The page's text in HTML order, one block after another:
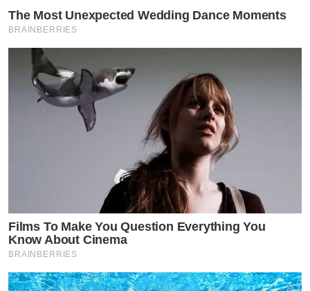
The Most Unexpected Wedding Dance Moments
BRAINBERRIES
Films To Make You Question Everything You
Know About Cinema
BRAINBERRIES